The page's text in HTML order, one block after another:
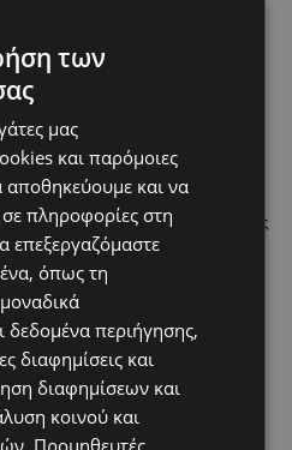
των ; Πώς γίνονται τα και πώς
ένα άκρως κατατοπιστικό
να δούμε ακριβώς τι
των
μας
και παρόμοιες
αποθηκεύουμε και να
πληροφορίες στη
επεξεργαζόμαστε
όπως τη
δεδομένα περιήγησης,
διαφημίσεις και
διαφημίσεων και
κοινού και
Προμηθευτές